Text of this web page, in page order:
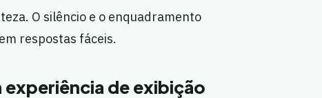
O silêncio e o enquadramento
respostas fáceis.
experiência de exibição